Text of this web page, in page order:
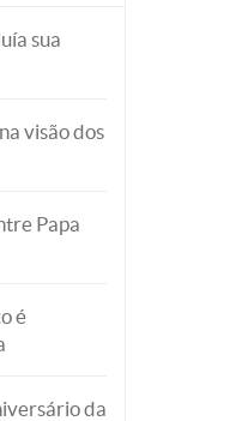
sua
visão dos
Papa
é
da